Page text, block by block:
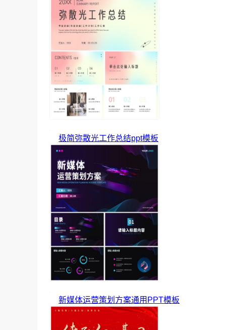
极简弥散光工作总结ppt模板
新媒体运营策划方案通用PPT模板